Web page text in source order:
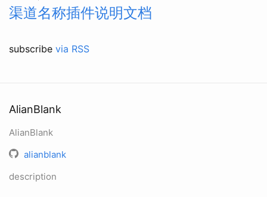
渠道名称插件说明文档
subscribe via RSS
AlianBlank
AlianBlank
alianblank
description